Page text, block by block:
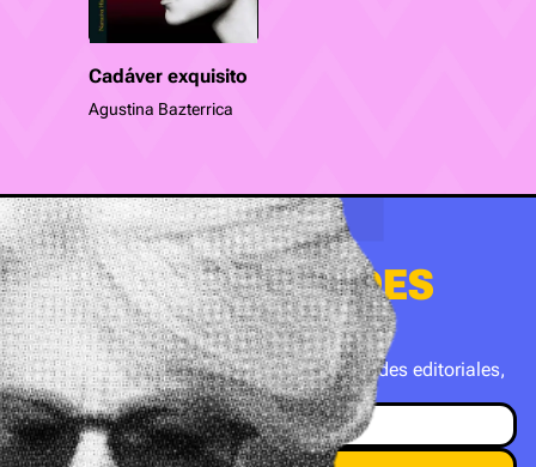
Cadáver exquisito
Agustina Bazterrica
QUIERO NOVEDADES
DE BOOKBUSTER
Suscribite a nuestro newsletter con novedades editoriales,
recomendaciones y mucho más.